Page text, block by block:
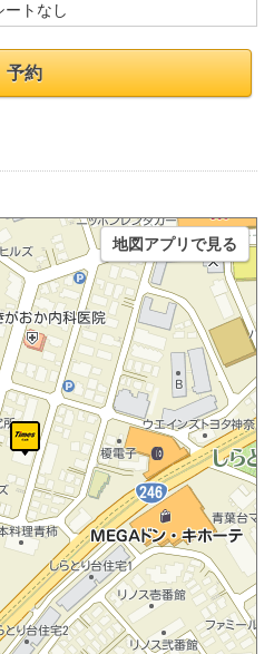
ートなし
予約
地図アプリで見る